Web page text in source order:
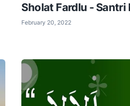
Sholat Fardlu - Santri
February 20, 2022